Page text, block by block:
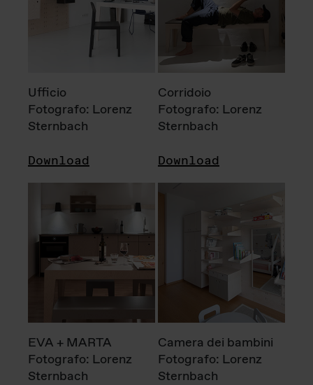
Ufficio
Fotografo: Lorenz
Sternbach
Download
Corridoio
Fotografo: Lorenz
Sternbach
Download
EVA + MARTA
Fotografo: Lorenz
Sternbach
Camera dei bambini
Fotografo: Lorenz
Sternbach